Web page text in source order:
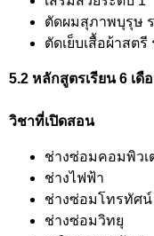
ตัดผมสุภาพบุรุษ
ตัดเย็บเสื้อผ้าสตรี
5.2 หลักสูตรเรียน 6 เดื
วิชาที่เปิดสอน
ช่างซ่อมคอมพิวเ
ช่างไฟฟ้า
ช่างซ่อมโทรทัศ
ช่างซ่อมวิทยุ